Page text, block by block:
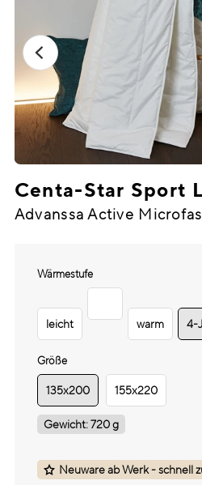
Centa-Star Sport
Advanssa Active
Wärmestufe
leicht warm 4-
Größe
135x200 155x220
Gewicht:720g
Neuware ab Werk - schnell